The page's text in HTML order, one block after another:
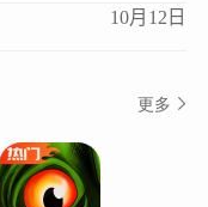
10月12日
更多